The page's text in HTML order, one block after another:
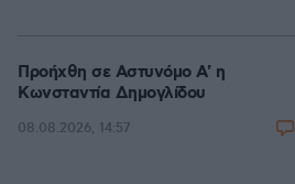
Προήχθη σε Αστυνόμο Α' η
Κωνσταντία Δημογλίδου
08.08.2026, 14:57